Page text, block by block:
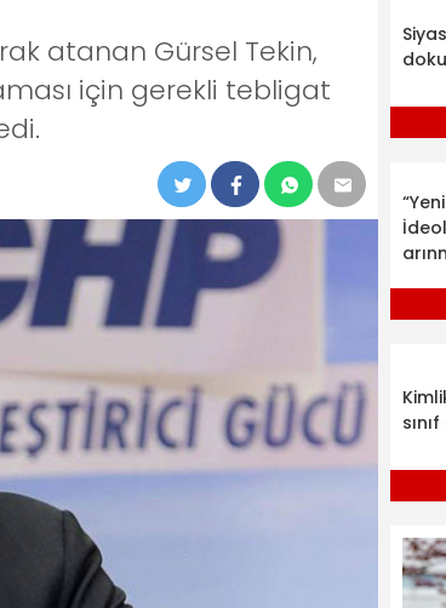
atanan Gürsel Tekin,
için gerekli tebligat